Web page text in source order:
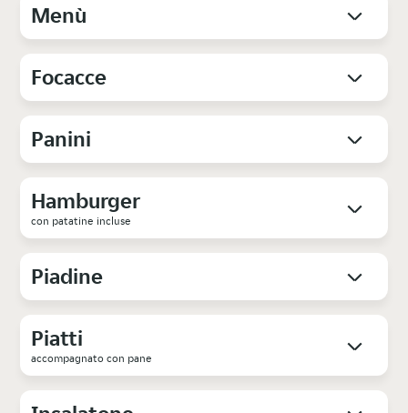
Menù
Focacce
Panini
Hamburger
con patatine incluse
Piadine
Piatti
accompagnato con pane